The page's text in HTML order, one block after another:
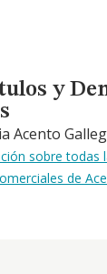
y
Acento
sobre todas
de